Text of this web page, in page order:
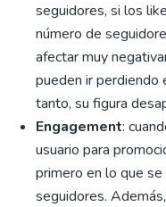
seguidores, si los
número de
afectar muy
pueden ir perdiendo
tanto, su figura
Engagement:
usuario para
primero en lo que
seguidores.